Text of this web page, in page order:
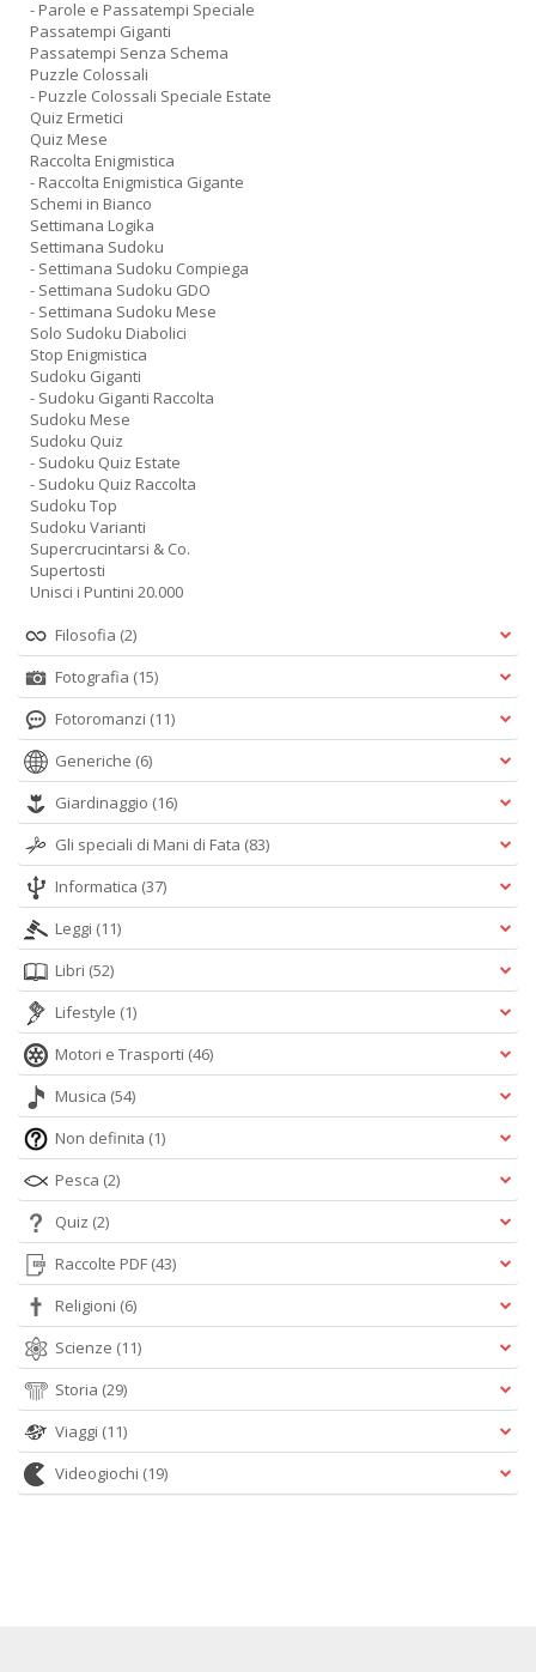
- Parole e Passatempi Speciale
Passatempi Giganti
Passatempi Senza Schema
Puzzle Colossali
- Puzzle Colossali Speciale Estate
Quiz Ermetici
Quiz Mese
Raccolta Enigmistica
- Raccolta Enigmistica Gigante
Schemi in Bianco
Settimana Logika
Settimana Sudoku
- Settimana Sudoku Compiega
- Settimana Sudoku GDO
- Settimana Sudoku Mese
Solo Sudoku Diabolici
Stop Enigmistica
Sudoku Giganti
- Sudoku Giganti Raccolta
Sudoku Mese
Sudoku Quiz
- Sudoku Quiz Estate
- Sudoku Quiz Raccolta
Sudoku Top
Sudoku Varianti
Supercrucintarsi & Co.
Supertosti
Unisci i Puntini 20.000
Filosofia (2)
Fotografia (15)
Fotoromanzi (11)
Generiche (6)
Giardinaggio (16)
Gli speciali di Mani di Fata (83)
Informatica (37)
Leggi (11)
Libri (52)
Lifestyle (1)
Motori e Trasporti (46)
Musica (54)
Non definita (1)
Pesca (2)
Quiz (2)
Raccolte PDF (43)
Religioni (6)
Scienze (11)
Storia (29)
Viaggi (11)
Videogiochi (19)